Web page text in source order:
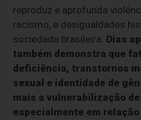
reproduz e aprofunda
racismo, e desigualdades
sociedade brasileira. Dias
também demonstra que
deficiência, transtornos
sexual e identidade de
mais a vulnerabilização
especialmente em